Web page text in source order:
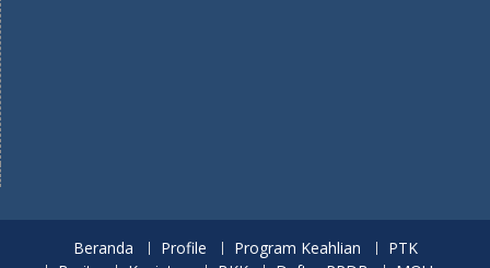
Beranda Profile Program Keahlian
PTK